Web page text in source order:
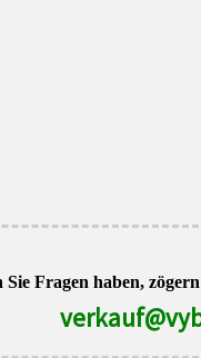
Sie Fragen haben,